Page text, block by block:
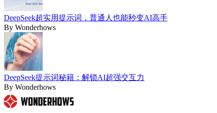
DeepSeek超实用提示词，普通人也能秒变AI高手
By Wonderhows
DeepSeek提示词秘籍：解锁AI超强交互力
By Wonderhows